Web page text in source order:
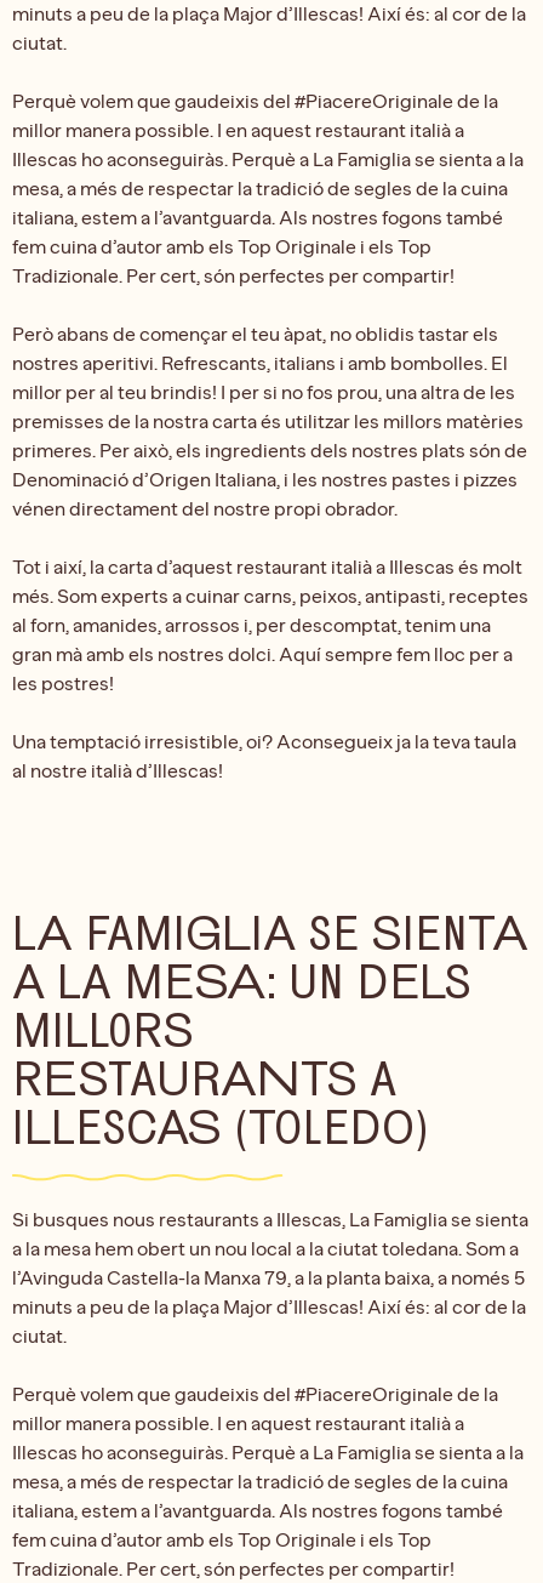
minuts a peu de la plaça Major d’Illescas! Així és: al cor de la
ciutat.
Perquè volem que gaudeixis del #PiacereOriginale de la
millor manera possible. I en aquest restaurant italià a
Illescas ho aconseguiràs. Perquè a La Famiglia se sienta a la
mesa, a més de respectar la tradició de segles de la cuina
italiana, estem a l’avantguarda. Als nostres fogons també
fem cuina d’autor amb els Top Originale i els Top
Tradizionale. Per cert, són perfectes per compartir!
Però abans de començar el teu àpat, no oblidis tastar els
nostres aperitivi. Refrescants, italians i amb bombolles. El
millor per al teu brindis! I per si no fos prou, una altra de les
premisses de la nostra carta és utilitzar les millors matèries
primeres. Per això, els ingredients dels nostres plats són de
Denominació d’Origen Italiana, i les nostres pastes i pizzes
vénen directament del nostre propi obrador.
Tot i així, la carta d’aquest restaurant italià a Illescas és molt
més. Som experts a cuinar carns, peixos, antipasti, receptes
al forn, amanides, arrossos i, per descomptat, tenim una
gran mà amb els nostres dolci. Aquí sempre fem lloc per a
les postres!
Una temptació irresistible, oi? Aconsegueix ja la teva taula
al nostre italià d’Illescas!
LA FAMIGLIA SE SIENTA
A LA MESA: UN DELS
MILLORS
RESTAURANTS A
ILLESCAS (TOLEDO)
Si busques nous restaurants a Illescas, La Famiglia se sienta
a la mesa hem obert un nou local a la ciutat toledana. Som a
l’Avinguda Castella-la Manxa 79, a la planta baixa, a només 5
minuts a peu de la plaça Major d’Illescas! Així és: al cor de la
ciutat.
Perquè volem que gaudeixis del #PiacereOriginale de la
millor manera possible. I en aquest restaurant italià a
Illescas ho aconseguiràs. Perquè a La Famiglia se sienta a la
mesa, a més de respectar la tradició de segles de la cuina
italiana, estem a l’avantguarda. Als nostres fogons també
fem cuina d’autor amb els Top Originale i els Top
Tradizionale. Per cert, són perfectes per compartir!